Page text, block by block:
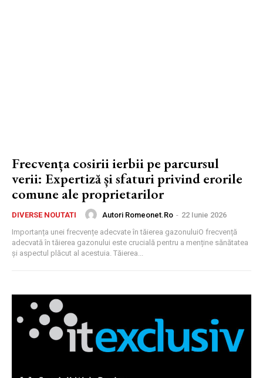
Frecvența cosirii ierbii pe parcursul
verii: Expertiză și sfaturi privind erorile
comune ale proprietarilor
DIVERSE NOUTATI Autori Romeonet.ro - 22 Iunie 2026
Importanța unei frecvențe adecvate în tăierea gazonuluiO frecvență
adecvată în tăierea gazonului este crucială pentru a menține sănătatea
și aspectul plăcut al acestuia. Tăierea...